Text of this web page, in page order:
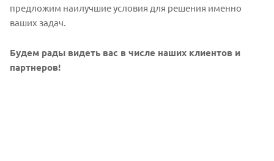
предложим наилучшие условия для решения именно
ваших задач.
Будем рады видеть вас в числе наших клиентов и
партнеров!